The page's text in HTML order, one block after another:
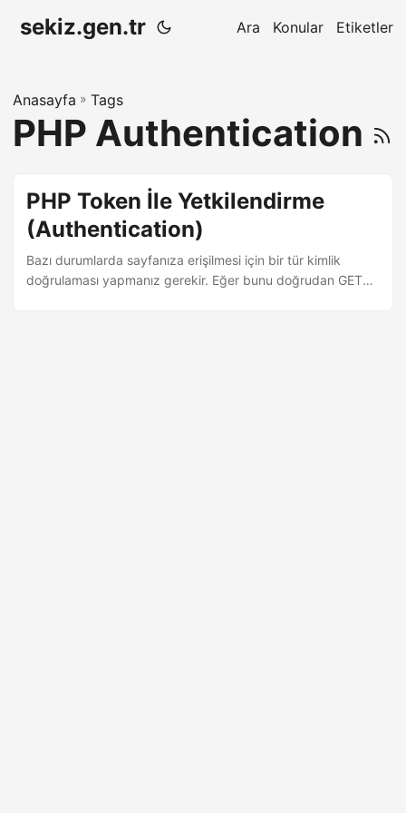
sekiz.gen.tr Ara Konular Etiketler
Anasayfa » Tags
PHP Authentication
PHP Token İle Yetkilendirme
(Authentication)
Bazı durumlarda sayfanıza erişilmesi için bir tür kimlik
doğrulaması yapmanız gerekir. Eğer bunu doğrudan GET